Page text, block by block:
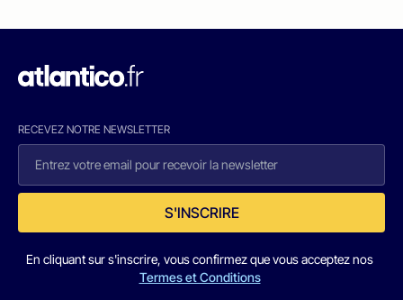
RECEVEZ NOTRE NEWSLETTER
S'INSCRIRE
En cliquant sur s'inscrire, vous confirmez que vous acceptez nos
Termes et Conditions